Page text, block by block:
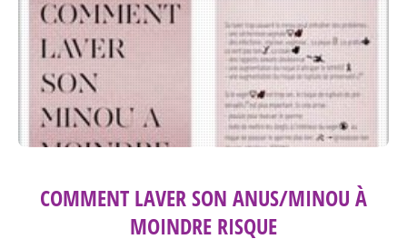
COMMENT LAVER SON ANUS/MINOU À
MOINDRE RISQUE